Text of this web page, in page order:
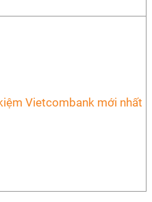
Vietcombank mới nhất